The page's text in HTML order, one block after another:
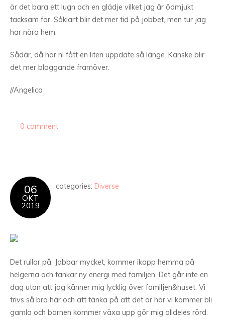
är det bara ett lugn och en glädje vilket jag är ödmjukt
tacksam för. Såklart blir det mer tid på jobbet, men tur jag
har nära hem.
Sådär, då har ni fått en liten uppdate så länge. Kanske blir
det mer bloggande framöver.
//Angelica
0 comment
06
OKT
2019
categories: Diverse
Det rullar på. Jobbar mycket, kommer ikapp hemma på
helgerna och tankar ny energi med familjen. Det går inte en
dag utan att jag känner mig lycklig över familjen&huset. Vi
trivs så bra här och att tänka på att det är här vi kommer bli
gamla och barnen kommer växa upp gör mig alldeles rörd.